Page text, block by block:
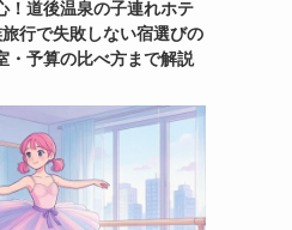
！道後温泉の子連れホテ
行で失敗しない宿選びの
・予算の比べ方まで解説